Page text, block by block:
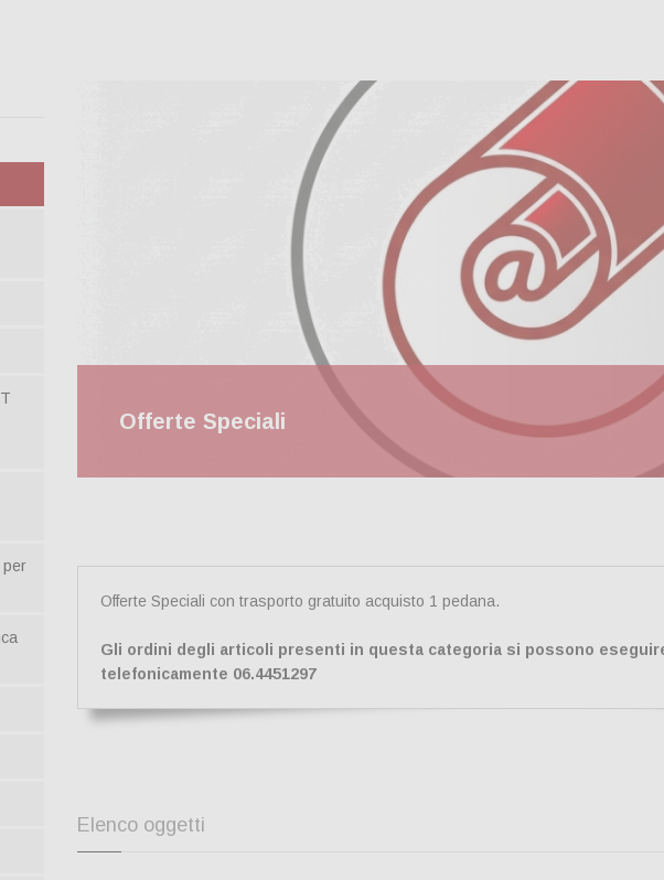
Offerte Speciali
Offerte Speciali con trasporto gratuito acquisto 1 pedana.
Gli ordini degli articoli presenti in questa categoria si possono
telefonicamente 06.4451297
Elenco oggetti
per